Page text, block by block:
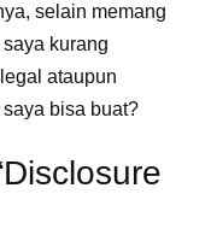
selain memang
kurang
ataupun
bisa buat?